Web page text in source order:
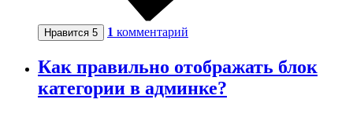
Нравится 5 1 комментарий
Как правильно отображать блок
категории в админке?